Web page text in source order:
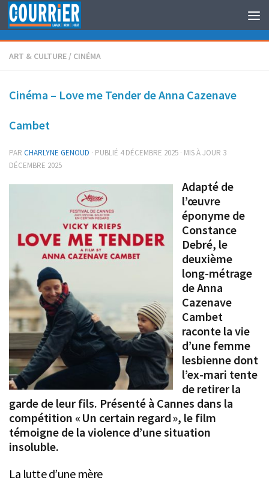
Au dessous du contenu
ART & CULTURE / CINÉMA
Cinéma – Love me Tender de Anna Cazenave
Cambet
PAR CHARLYNE GENOUD · PUBLIÉ 4 DÉCEMBRE 2025 · MIS À JOUR 3
DÉCEMBRE 2025
Adapté de
l’œuvre
éponyme de
Constance
Debré, le
deuxième
long-métrage
de Anna
Cazenave
Cambet
raconte la vie
d’une femme
lesbienne dont
l’ex-mari tente
de retirer la
garde de leur fils. Présenté à Cannes dans la
compétition « Un certain regard », le film
témoigne de la violence d’une situation
insoluble.
La lutte d’une mère